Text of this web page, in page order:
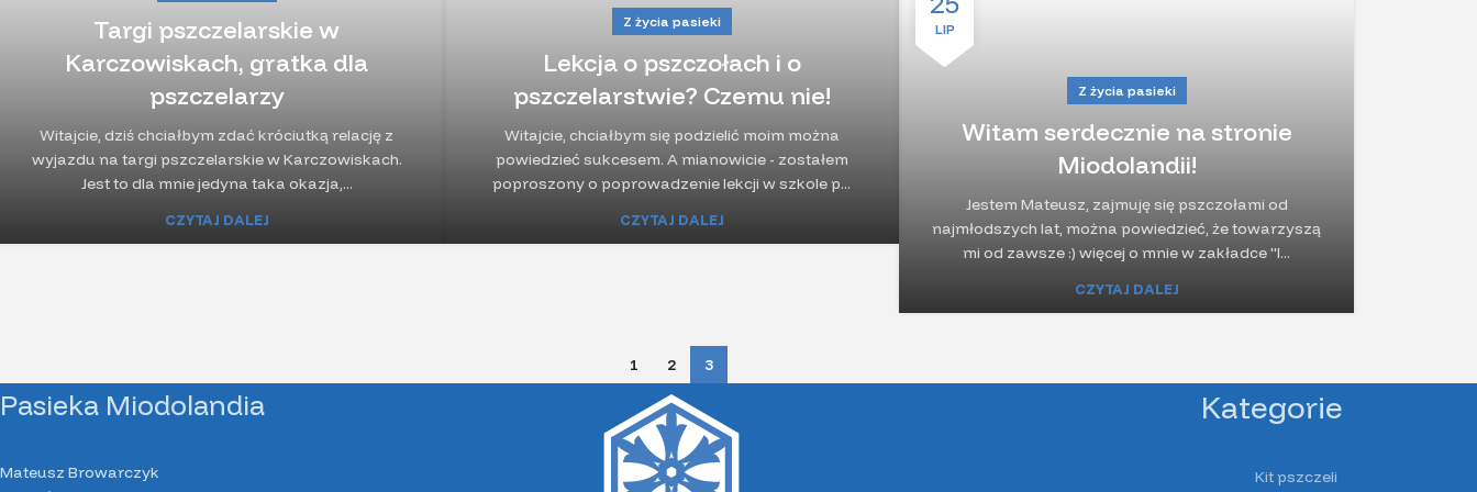
Targi pszczelarskie w
Karczowiskach, gratka dla
pszczelarzy
Witajcie, dziś chciałbym zdać króciutką relację z
wyjazdu na targi pszczelarskie w Karczowiskach.
Jest to dla mnie jedyna taka okazja,...
CZYTAJ DALEJ
Z życia pasieki
Lekcja o pszczołach i o
pszczelarstwie? Czemu nie!
Witajcie, chciałbym się podzielić moim można
powiedzieć sukcesem. A mianowicie - zostałem
poproszony o poprowadzenie lekcji w szkole p...
CZYTAJ DALEJ
STY
LIP
Z życia pasieki
Witam serdecznie na stronie
Miodolandii!
Jestem Mateusz, zajmuję się pszczołami od
najmłodszych lat, można powiedzieć, że towarzyszą
mi od zawsze :) więcej o mnie w zakładce "I...
CZYTAJ DALEJ
1 2 3
Pasieka Miodolandia
Mateusz Browarczyk
Kategorie
Kit pszczeli